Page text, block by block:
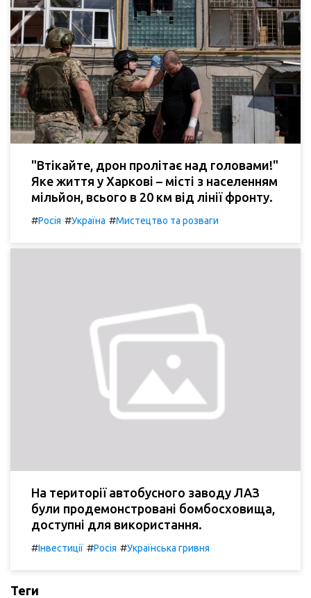
"Втікайте, дрон пролітає над головами!"
Яке життя у Харкові – місті з населенням
мільйон, всього в 20 км від лінії фронту.
#Росія #Україна #Мистецтво та розваги
На території автобусного заводу ЛАЗ
були продемонстровані бомбосховища,
доступні для використання.
#Інвестиції #Росія #Українська гривня
Теги